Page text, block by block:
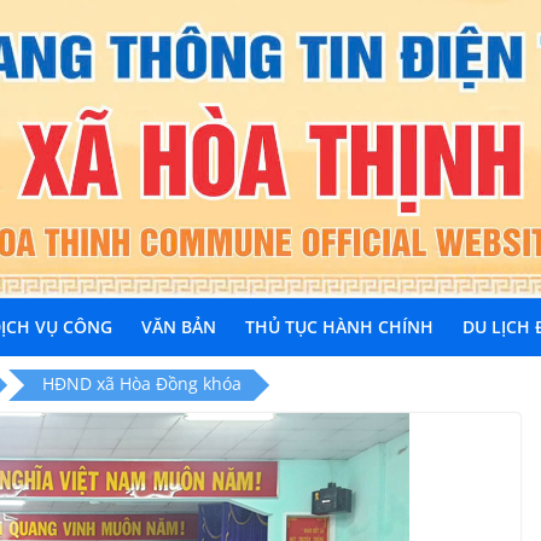
VỤ CÔNG VĂN BẢN THỦ TỤC HÀNH CHÍNH DU LỊCH
HĐND xã Hòa Đồng khóa